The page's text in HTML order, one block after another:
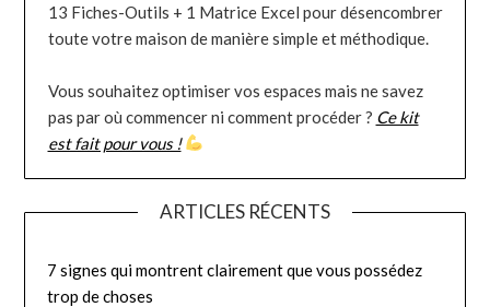
13 Fiches-Outils + 1 Matrice Excel pour désencombrer
toute votre maison de manière simple et méthodique.
Vous souhaitez optimiser vos espaces mais ne savez
pas par où commencer ni comment procéder ? Ce kit
est fait pour vous !
ARTICLES RÉCENTS
7 signes qui montrent clairement que vous possédez
trop de choses